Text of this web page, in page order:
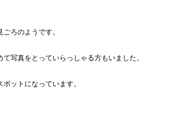
ろのようです。
写真をとっていらっしゃる方もいました。
ットになっています。